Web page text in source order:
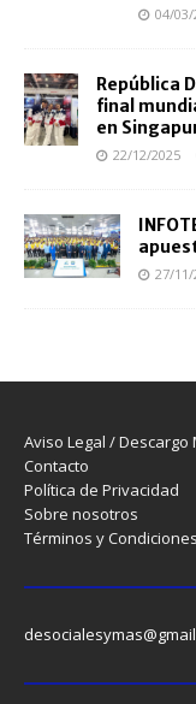
04/03/
República
final
en
22/12/2025
27/11/
Aviso Legal / Descargo
Contacto
Política de Privacidad
Sobre nosotros
Términos y Condiciones